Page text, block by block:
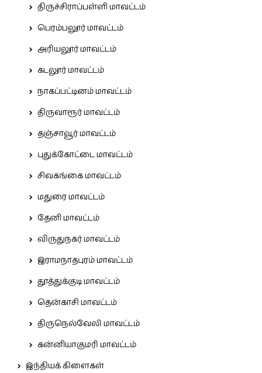
திருச்சிராப்பள்ளி மாவட்டம்
பெரம்பலூர் மாவட்டம்
அரியலூர் மாவட்டம்
கடலூர் மாவட்டம்
நாகப்பட்டினம் மாவட்டம்
திருவாரூர் மாவட்டம்
தஞ்சாவூர் மாவட்டம்
புதுக்கோட்டை மாவட்டம்
சிவகங்கை மாவட்டம்
மதுரை மாவட்டம்
தேனி மாவட்டம்
விருதுநகர் மாவட்டம்
இராமநாதபுரம் மாவட்டம்
தூத்துக்குடி மாவட்டம்
தென்காசி மாவட்டம்
திருநெல்வேலி மாவட்டம்
கன்னியாகுமரி மாவட்டம்
இந்தியக் கிளைகள்